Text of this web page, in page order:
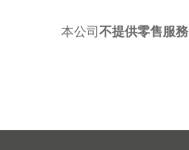
本公司不提供零售服務